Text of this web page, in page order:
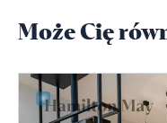
Może Cię